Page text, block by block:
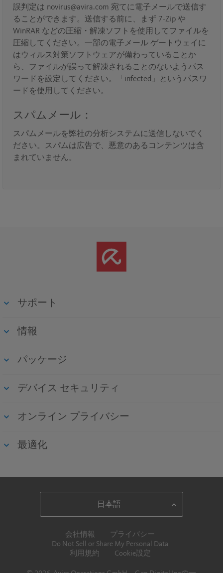
誤判定は novirus@avira.com 宛てに電子メールで送信す
ることができます。送信する前に、まず 7-Zip や
WinRAR などの圧縮・解凍ソフトを使用してファイルを
圧縮してください。一部の電子メール ゲートウェイに
はウィルス対策ソフトウェアが備わっていることか
ら、ファイルが誤って解凍されることのないようパス
ワードを設定してください。「infected」というパスワ
ードを使用してください。
スパムメール：
スパムメールを弊社の分析システムに送信しないでく
ださい。スパムは広告で、悪意のあるコンテンツは含
まれていません。
サポート
情報
パッケージ
デバイス セキュリティ
オンライン プライバシー
最適化
会社情報
プライバシー
Do Not Sell or Share My Personal Data
利用規約
Cookie設定